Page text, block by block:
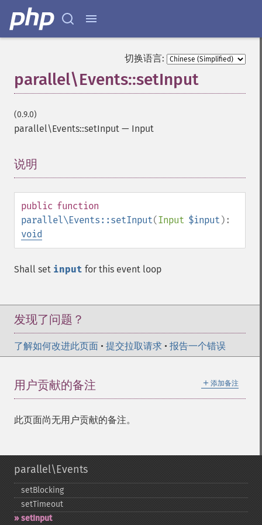
切换语言:
parallel\Events::setInput
(0.9.0)
parallel\Events::setInput — Input
说明
public function
parallel\Events::setInput(Input $input ):
void
Shall set input for this event loop
发现了问题？
了解如何改进此页面 • 提交拉取请求 • 报告一个错误
＋ 添加备注
用户贡献的备注
此页面尚无用户贡献的备注。
parallel\Events
setBlocking
setTimeout
setInput